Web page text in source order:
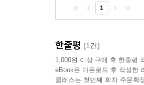
1
한줄평 (1건)
1,000원 이상 구매 후 한줄평
eBook은 다운로드 후 작성한
클래스는 첫번째 회차 주문확